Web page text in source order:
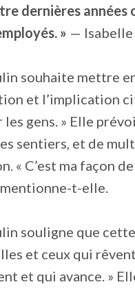
dernières
» —
souhaite mettre
et l’implication
gens. » Elle
sentiers, et de
« C’est ma façon
mentionne-t-elle.
souligne que
et ceux qui
et qui avance. »